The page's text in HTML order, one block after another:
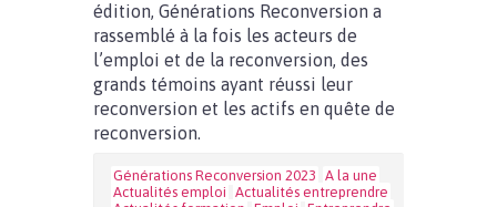
édition, Générations Reconversion a
rassemblé à la fois les acteurs de
l’emploi et de la reconversion, des
grands témoins ayant réussi leur
reconversion et les actifs en quête de
reconversion.
Générations Reconversion 2023 A la une
Actualités emploi Actualités entreprendre